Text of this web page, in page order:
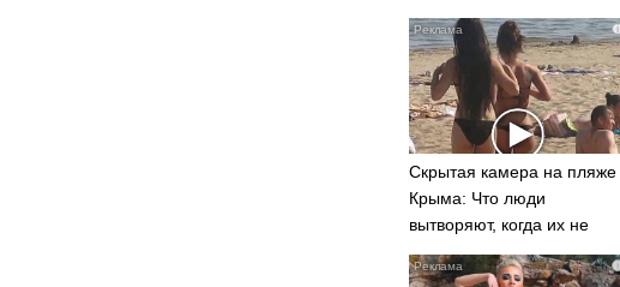
i
Скрытая камера на пляже
Крыма: Что люди
вытворяют, когда их не
видят...
i